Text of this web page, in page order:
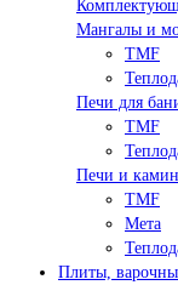
Мангалы и
TMF
Печи для
TMF
Печи и
TMF
Мета
Плиты,